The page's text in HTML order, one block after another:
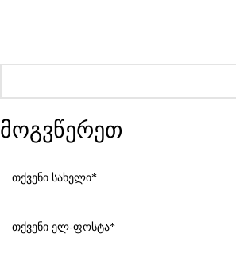
მოგვწერეთ